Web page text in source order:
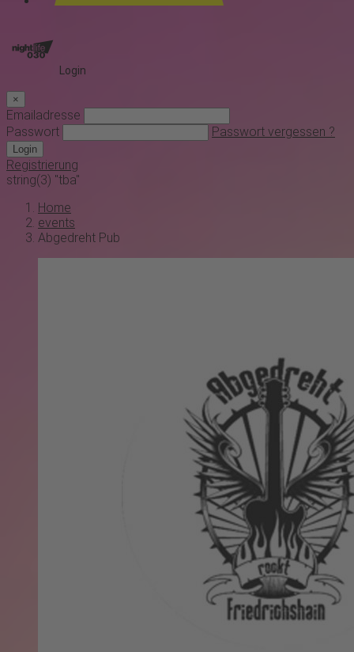
Login
×
Emailadresse
Passwort
Passwort vergessen ?
Login
Registrierung
string(3) "tba"
Home
events
Abgedreht Pub